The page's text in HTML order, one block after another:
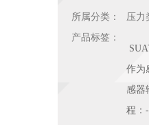
所属分类：
压力
产品标签：
作为
感器
程：